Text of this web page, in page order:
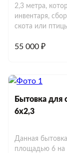
2,3 метра,
инвентаря,
скота или
55 000 ₽
Бытовка для
6х2,3
Данная
площадью 6 на